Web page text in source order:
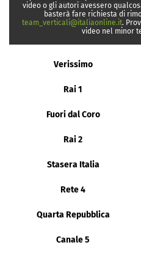
video o gli autori avessero
basterà fare richiesta di
team_verticali@italiaonline.it.
video nel minor
Verissimo
Rai 1
Fuori dal Coro
Rai 2
Stasera Italia
Rete 4
Quarta Repubblica
Canale 5